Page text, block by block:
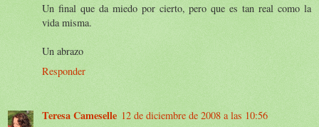
Un final que da miedo por cierto, pero que es tan real como la
vida misma.
Un abrazo
Responder
Teresa Cameselle 12 de diciembre de 2008 a las 10:56